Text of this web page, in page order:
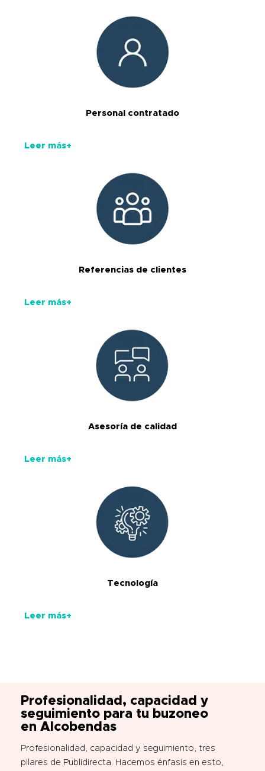
Personal contratado
Leer más+
Referencias de clientes
Leer más+
Asesoría de calidad
Leer más+
Tecnología
Leer más+
Profesionalidad, capacidad y
seguimiento para tu buzoneo
en Alcobendas
Profesionalidad, capacidad y seguimiento, tres
pilares de Publidirecta. Hacemos énfasis en esto,